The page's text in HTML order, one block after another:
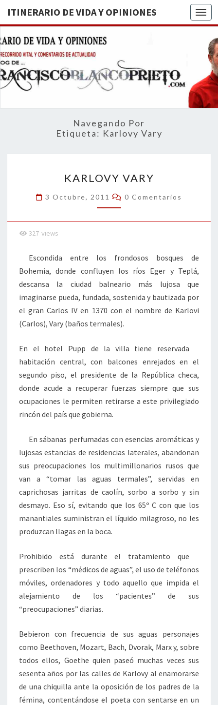
ITINERARIO DE VIDA Y OPINIONES
DE
BREVE
RECORRIDO
VITAL Y
ACTUALIDAD
Navegando Por
Etiqueta: Karlovy Vary
VARY
KARLOVY VARY
3 Octubre, 2011 Comentarios
0 Comentarios
327 views
Escondida entre los frondosos bosques de
Bohemia, donde confluyen los ríos Eger y Teplá,
descansa la ciudad balneario más lujosa que
imaginarse pueda, fundada, sostenida y bautizada por
el gran Carlos IV en 1370 con el nombre de Karlovi
(Carlos), Vary (baños termales).
En el hotel Pupp de la villa tiene reservada
habitación central, con balcones enrejados en el
segundo piso, el presidente de la República checa,
donde acude a recuperar fuerzas siempre que sus
ocupaciones le permiten retirarse a este privilegiado
rincón del país que gobierna.
En sábanas perfumadas con esencias aromáticas y
lujosas estancias de residencias laterales, abandonan
sus preocupaciones los multimillonarios rusos que
van a “tomar las aguas termales”, servidas en
caprichosas jarritas de caolín, sorbo a sorbo y sin
desmayo. Eso sí, evitando que los 65º C con que los
manantiales suministran el líquido milagroso, no les
produzcan llagas en la boca.
Prohibido está durante el tratamiento que
prescriben los “médicos de aguas”, el uso de teléfonos
móviles, ordenadores y todo aquello que impida el
alejamiento de los “pacientes” de sus
“preocupaciones” diarias.
Bebieron con frecuencia de sus aguas personajes
como Beethoven, Mozart, Bach, Dvorak, Marx y, sobre
todos ellos, Goethe quien paseó muchas veces sus
sesenta años por las calles de Karlovy al enamorarse
de una chiquilla ante la oposición de los padres de la
fémina, contentándose el poeta con sentarse en un